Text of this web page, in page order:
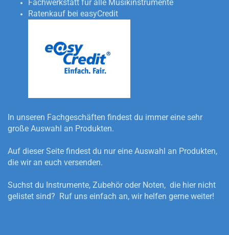
Fachwerkstatt für alle Musikinstrumente
Ratenkauf bei easyCredit
In unseren Fachgeschäften findest du immer eine sehr
große Auswahl an Produkten.
Auf dieser Seite findest du nur eine Auswahl an Produkten,
die wir an euch versenden.
Suchst du Instrumente, Zubehör oder Noten, die hier nicht
gelistet sind? Ruf uns einfach an, wir helfen gerne weiter!